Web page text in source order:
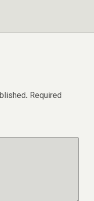
Required